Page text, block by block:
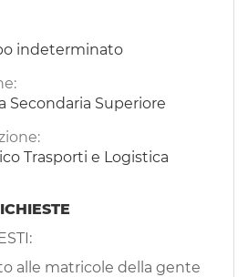
indeterminato
Secondaria Superiore
Trasporti e Logistica
alle matricole della gente